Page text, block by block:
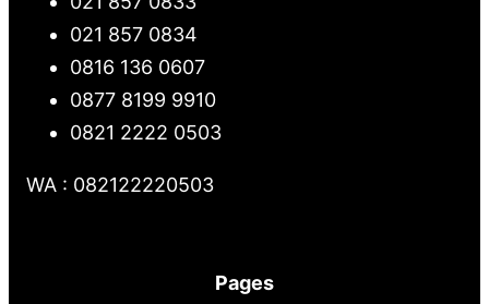
021 857 0834
0816 136 0607
0877 8199 9910
0821 2222 0503
WA : 082122220503
Pages